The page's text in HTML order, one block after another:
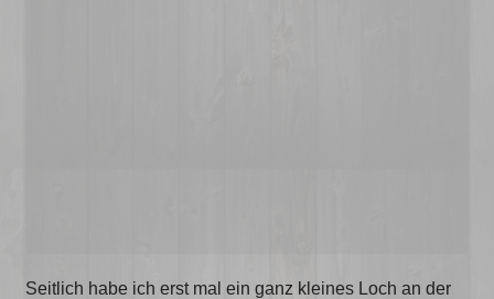
Seitlich habe ich erst mal ein ganz kleines Loch an der